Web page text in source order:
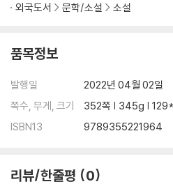
외국도서
문학/소설 소설
품목정보
발행일
2022년 04월 02일
쪽수, 무게, 크기
352쪽 | 345g |
ISBN13
9789355221964
리뷰/한줄평 0